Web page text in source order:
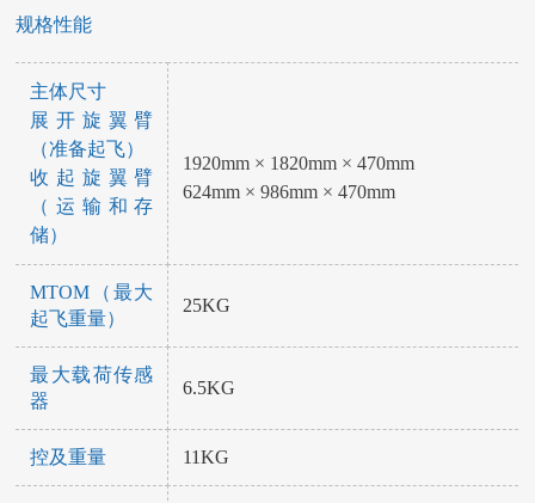
规格性能
主体尺寸
展开旋翼臂
（准备起飞）
收起旋翼臂
（运输和存
储）
1920mm × 1820mm × 470mm
624mm × 986mm × 470mm
MTOM（最大
起飞重量）
25KG
最大载荷传感
器
6.5KG
控及重量 11KG